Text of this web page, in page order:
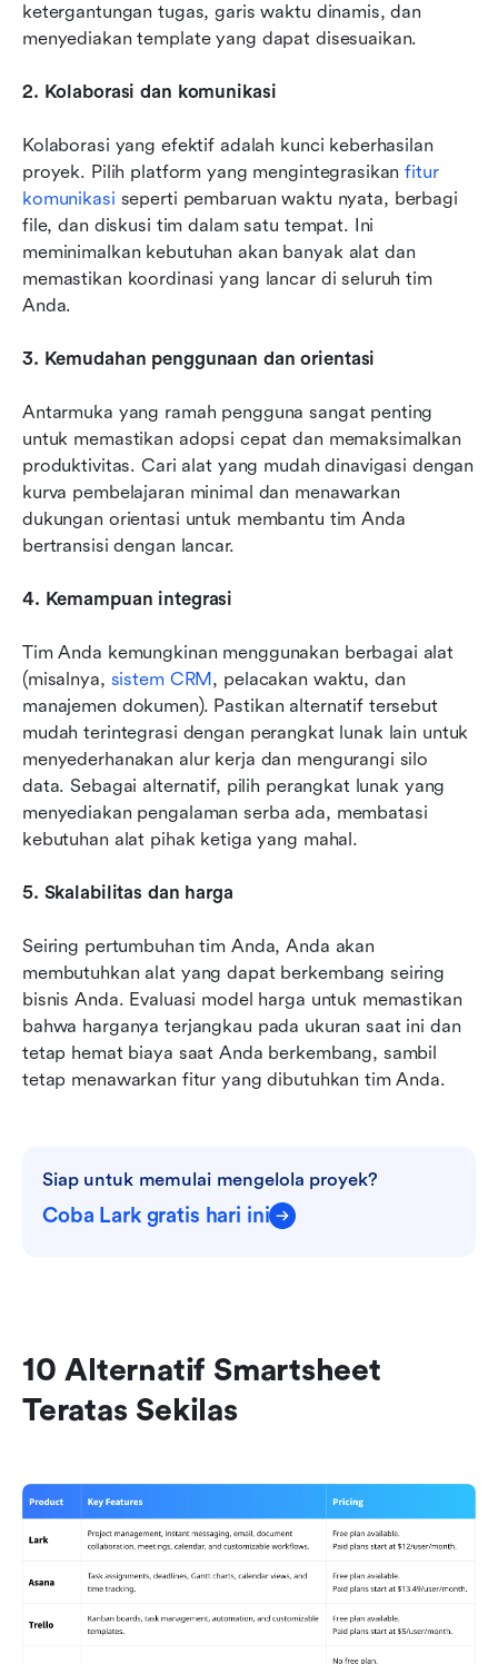
ketergantungan tugas, garis waktu dinamis, dan
menyediakan template yang dapat disesuaikan.
2. Kolaborasi dan komunikasi
Kolaborasi yang efektif adalah kunci keberhasilan
proyek. Pilih platform yang mengintegrasikan fitur
komunikasi seperti pembaruan waktu nyata, berbagi
file, dan diskusi tim dalam satu tempat. Ini
meminimalkan kebutuhan akan banyak alat dan
memastikan koordinasi yang lancar di seluruh tim
Anda.
3. Kemudahan penggunaan dan orientasi
Antarmuka yang ramah pengguna sangat penting
untuk memastikan adopsi cepat dan memaksimalkan
produktivitas. Cari alat yang mudah dinavigasi dengan
kurva pembelajaran minimal dan menawarkan
dukungan orientasi untuk membantu tim Anda
bertransisi dengan lancar.
4. Kemampuan integrasi
Tim Anda kemungkinan menggunakan berbagai alat
(misalnya, sistem CRM , pelacakan waktu, dan
manajemen dokumen). Pastikan alternatif tersebut
mudah terintegrasi dengan perangkat lunak lain untuk
menyederhanakan alur kerja dan mengurangi silo
data. Sebagai alternatif, pilih perangkat lunak yang
menyediakan pengalaman serba ada, membatasi
kebutuhan alat pihak ketiga yang mahal.
5. Skalabilitas dan harga
Seiring pertumbuhan tim Anda, Anda akan
membutuhkan alat yang dapat berkembang seiring
bisnis Anda. Evaluasi model harga untuk memastikan
bahwa harganya terjangkau pada ukuran saat ini dan
tetap hemat biaya saat Anda berkembang, sambil
tetap menawarkan fitur yang dibutuhkan tim Anda.
Siap untuk memulai mengelola proyek?
Coba Lark gratis hari ini
10 Alternatif Smartsheet
Teratas Sekilas